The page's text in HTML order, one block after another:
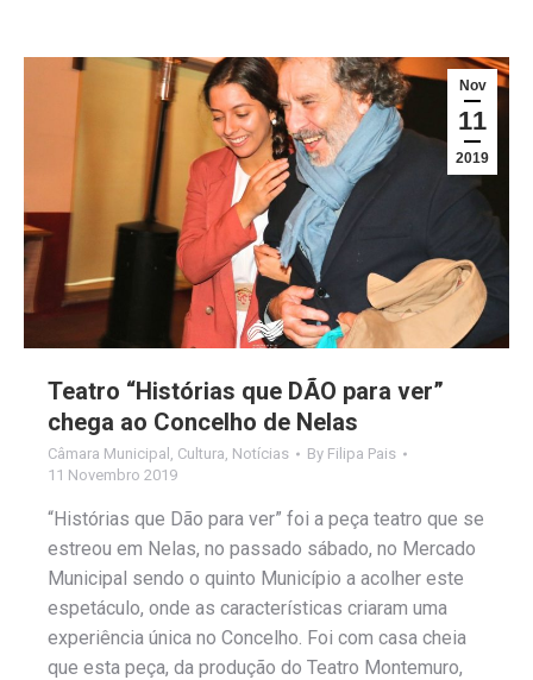
Nov
11
2019
Teatro “Histórias que DÃO para ver”
chega ao Concelho de Nelas
Câmara Municipal Cultura Notícias By Filipa Pais
11 Novembro 2019
“Histórias que Dão para ver” foi a peça teatro que se
estreou em Nelas, no passado sábado, no Mercado
Municipal sendo o quinto Município a acolher este
espetáculo, onde as características criaram uma
experiência única no Concelho. Foi com casa cheia
que esta peça, da produção do Teatro Montemuro,